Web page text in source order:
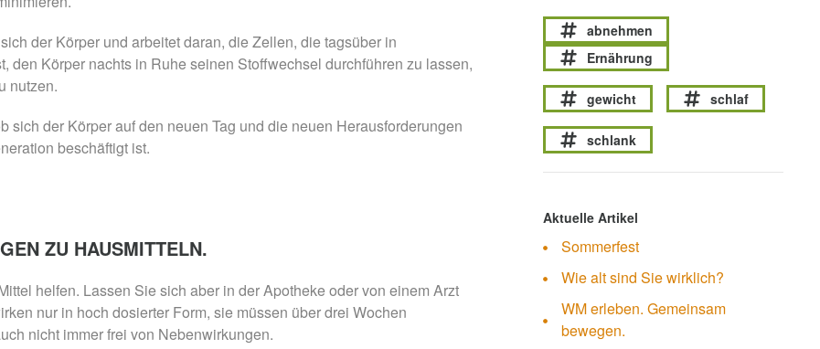
der Körper und arbeitet daran, die Zellen, die tagsüber in
den Körper nachts in Ruhe seinen Stoffwechsel durchführen zu lassen,
nutzen.
der Körper auf den neuen Tag und die neuen Herausforderungen
beschäftigt ist.
ZU HAUSMITTELN.
helfen. Lassen Sie sich aber in der Apotheke oder von einem Arzt
nur in hoch dosierter Form, sie müssen über drei Wochen
nicht immer frei von Nebenwirkungen.
abnehmen
Ernährung
gewicht schlaf
schlank
Aktuelle Artikel
Sommerfest
Wie alt sind Sie wirklich?
WM erleben. Gemeinsam
bewegen.